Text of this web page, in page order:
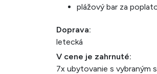
plážový bar za
Doprava:
letecká
V cene je zahrnuté:
7x ubytovanie s vybraným